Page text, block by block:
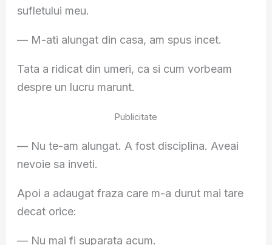
sufletului meu.
— M-ati alungat din casa, am spus incet.
Tata a ridicat din umeri, ca si cum vorbeam
despre un lucru marunt.
Publicitate
— Nu te-am alungat. A fost disciplina. Aveai
nevoie sa inveti.
Apoi a adaugat fraza care m-a durut mai tare
decat orice:
— Nu mai fi suparata acum.